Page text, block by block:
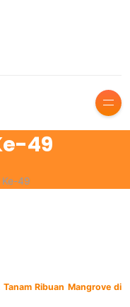
49
Ke-49
Ribuan Mangrove di